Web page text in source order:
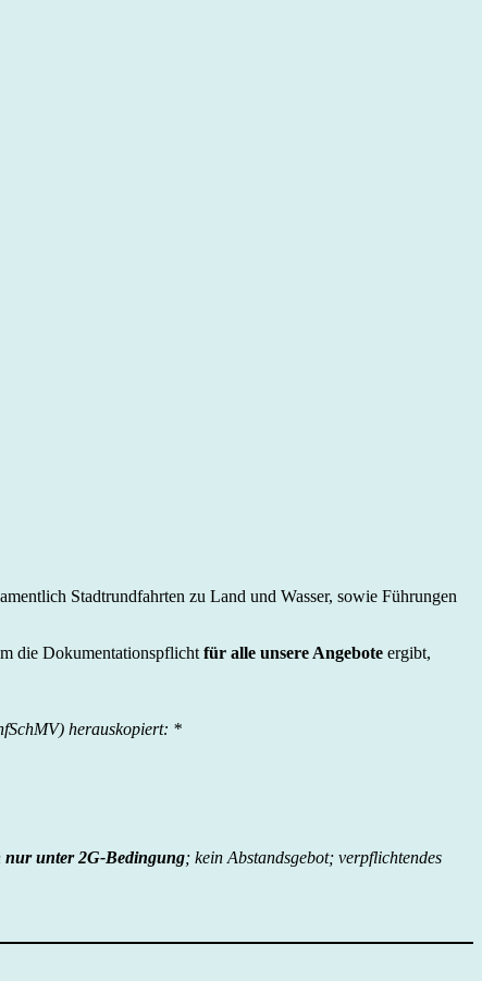
Stadtrundfahrten zu Land und Wasser, sowie Führungen
die Dokumentationspflicht für alle unsere Angebote ergibt,
herauskopiert: *
nur unter 2G-Bedingung; kein Abstandsgebot; verpflichtendes